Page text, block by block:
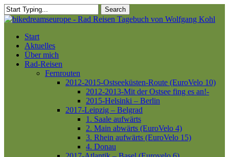
Skip
to
content
Search
Close
Menu
Start
Aktuelles
Über mich
Rad-Reisen
Fernrouten
2012-2015-Ostseeküsten-Route (EuroVelo 10)
2012-2013-Mit der Ostsee fing es an!-
2015-Helsinki – Berlin
2017-Leipzig – Belgrad
1. Saale aufwärts
2. Main abwärts (EuroVelo 4)
3. Rhein aufwärts (EuroVelo 15)
4. Donau